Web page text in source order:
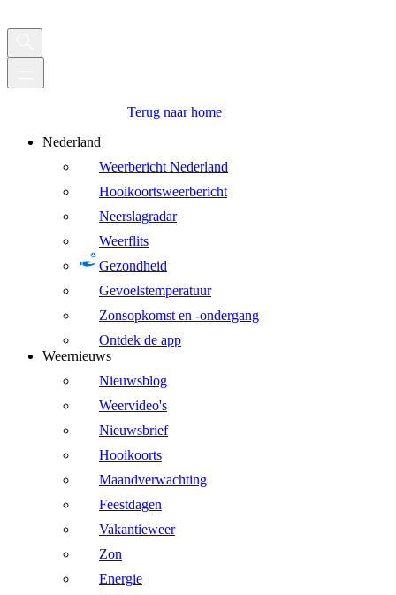
Terug naar home
Nederland
Weerbericht Nederland
Hooikoortsweerbericht
Neerslagradar
Weerflits
Gezondheid
Gevoelstemperatuur
Zonsopkomst en -ondergang
Ontdek de app
Weernieuws
Nieuwsblog
Weervideo's
Nieuwsbrief
Hooikoorts
Maandverwachting
Feestdagen
Vakantieweer
Zon
Energie